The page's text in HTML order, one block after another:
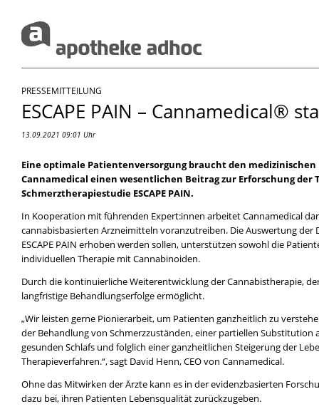
PRESSEMITTEILUNG
ESCAPE PAIN – Cannamedical®
13.09.2021 09:01 Uhr
Eine optimale Patientenversorgung braucht den
Cannamedical einen wesentlichen Beitrag zur Erforschung
Schmerztherapiestudie ESCAPE PAIN.
In Kooperation mit führenden Expert:innen arbeitet Cannamedical
cannabisbasierten Arzneimitteln voranzutreiben. Die Auswertung
ESCAPE PAIN erhoben werden sollen, unterstützen sowohl die
individuellen Therapie mit Cannabinoiden.
Durch die kontinuierliche Weiterentwicklung der Cannabistherapie,
langfristige Behandlungserfolge ermöglicht.
„Wir leisten gerne Pionierarbeit, um Patienten ganzheitlich zu
der Behandlung von Schmerzzuständen, einer partiellen
gesunden Schlafs und folglich einer ganzheitlichen Steigerung der
Therapieverfahren.“, sagt David Henn, CEO von Cannamedical.
Ohne das Mitwirken der Ärzte kann es in der evidenzbasierten
dazu bei, ihren Patienten Lebensqualität zurückzugeben.